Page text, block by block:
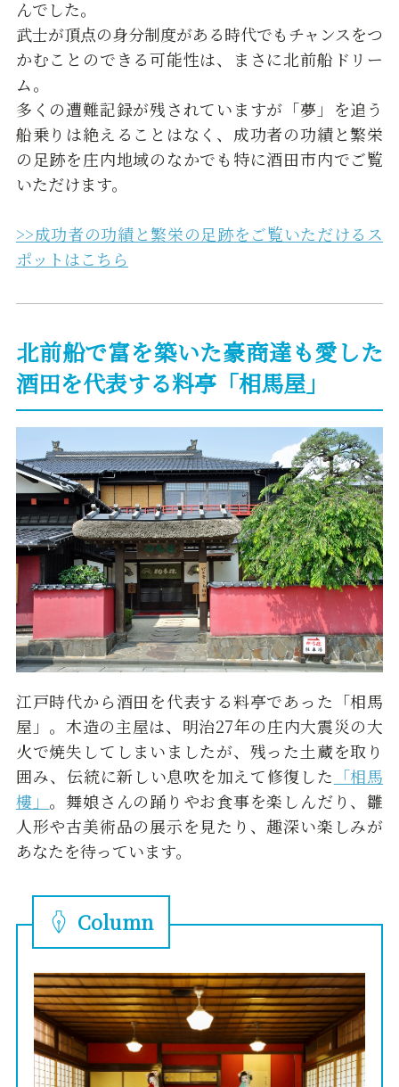
んでした。
武士が頂点の身分制度がある時代でもチャンスをつ
かむことのできる可能性は、まさに北前船ドリー
ム。
多くの遭難記録が残されていますが「夢」を追う
船乗りは絶えることはなく、成功者の功績と繁栄
の足跡を庄内地域のなかでも特に酒田市内でご覧
いただけます。
>>成功者の功績と繁栄の足跡をご覧いただけるス
ポットはこちら
北前船で富を築いた豪商達も愛した
酒田を代表する料亭「相馬屋」
江戸時代から酒田を代表する料亭であった「相馬
屋」。木造の主屋は、明治27年の庄内大震災の大
火で焼失してしまいましたが、残った土蔵を取り
囲み、伝統に新しい息吹を加えて修復した 「相馬
樓」 。舞娘さんの踊りやお食事を楽しんだり、雛
人形や古美術品の展示を見たり、趣深い楽しみが
あなたを待っています。
Column